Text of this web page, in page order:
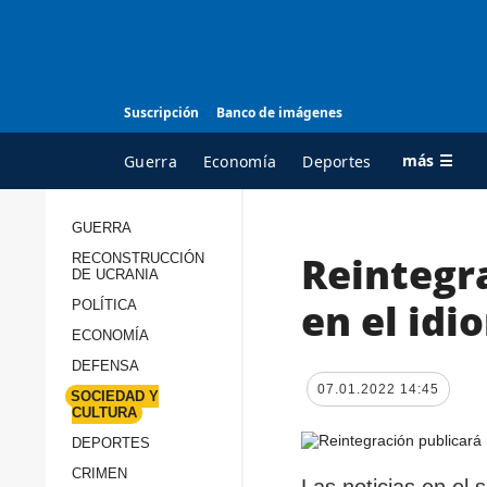
Suscripción Banco de imágenes
Guerra Economía Deportes más ☰
TODAS LAS
GUERRA
RECONSTRUCCIÓN
DE UCRANIA
POLÍTICA
ECONOMÍA
DEFENSA
SOCIEDAD Y
CULTURA
DEPORTES
CRIMEN
en el
07.01.2022 14:45